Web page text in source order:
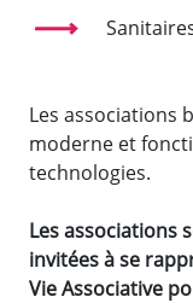
Les associations
moderne et
technologies.
Les associations
invitées à se
Vie Associative